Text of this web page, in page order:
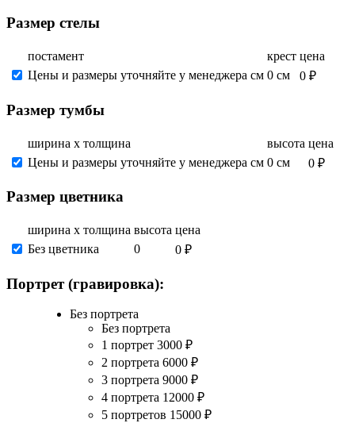
Размер стелы
постамент крест цена
Цены и размеры уточняйте у менеджера см 0 см 0 ₽
Размер тумбы
ширина х толщина высота цена
Цены и размеры уточняйте у менеджера см 0 см 0 ₽
Размер цветника
ширина х толщина высота цена
Без цветника
0 0 ₽
Портрет (гравировка):
Без портрета
Без портрета
1 портрет 3000 ₽
2 портрета 6000 ₽
3 портрета 9000 ₽
4 портрета 12000 ₽
5 портретов 15000 ₽